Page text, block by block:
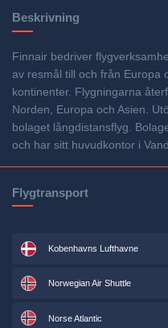
Beskrivning
Finnair bedriver
av resmål till och från Europa
kontinenter. Flygningarna
Norden, Europa och Asien.
bolaget långdistansflyg.
och har sitt huvudkontor i
Flygtransport
Kobenhavns Lufthavne
Norwegian Air Shuttle
Norse Atlantic